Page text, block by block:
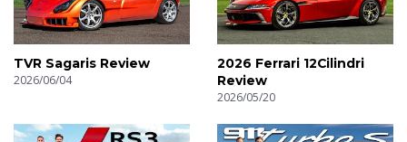
TVR Sagaris Review
2026/06/04
2026 Ferrari 12Cilindri
Review
2026/05/20